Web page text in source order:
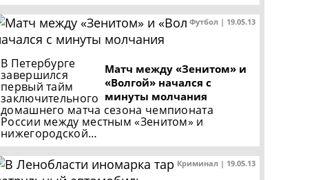
Футбол | 19.05.13
Матч между «Зенитом» и
«Волгой» начался с
минуты молчания
В Петербурге
завершился
первый тайм
заключительного
домашнего матча сезона чемпионата
России между местным «Зенитом» и
нижегородской…
Криминал | 19.05.13